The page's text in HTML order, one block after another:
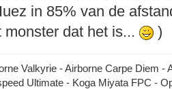
in 85% van de
monster dat het is...
)
Valkyrie - Airborne Carpe Diem -
Ultimate - Koga Miyata FPC -